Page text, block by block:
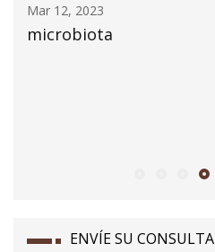
Mar 12, 2023
microbiota
ENVÍE SU CONSULTA